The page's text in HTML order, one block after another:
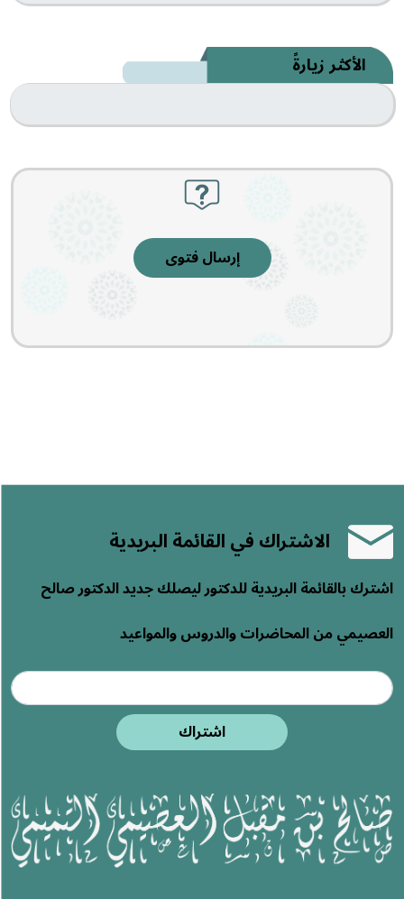
الأكثر زيارةً
إرسال فتوى
الاشتراك في القائمة البريدية
اشترك بالقائمة البريدية للدكتور ليصلك جديد الدكتور صالح
العصيمي من المحاضرات والدروس والمواعيد
اشتراك